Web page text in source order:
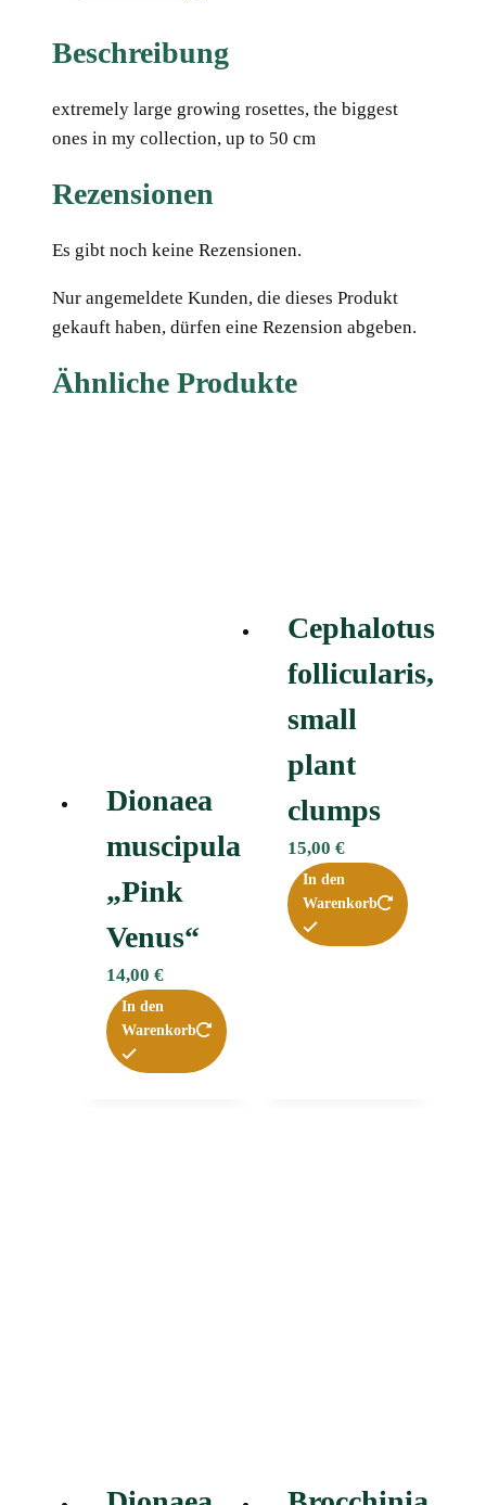
Beschreibung
extremely large growing rosettes, the biggest
ones in my collection, up to 50 cm
Rezensionen
Es gibt noch keine Rezensionen.
Nur angemeldete Kunden, die dieses Produkt
gekauft haben, dürfen eine Rezension abgeben.
Ähnliche Produkte
Dionaea
muscipula
„Pink
Venus“
14,00 €
In den
Warenkorb
Cephalotus
follicularis,
small
plant
clumps
15,00 €
In den
Warenkorb